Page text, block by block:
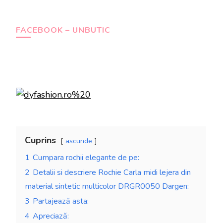
FACEBOOK – UNBUTIC
Cuprins ascunde
1 Cumpara rochii elegante de pe:
2 Detalii si descriere Rochie Carla midi lejera din
material sintetic multicolor DRGR0050 Dargen:
3 Partajează asta:
4 Apreciază: